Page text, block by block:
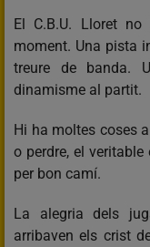
El C.B.U. Lloret
moment. Una pista
treure de banda.
dinamisme al partit.
Hi ha moltes coses
o perdre, el
per bon camí.
La alegria dels
arribaven els crist